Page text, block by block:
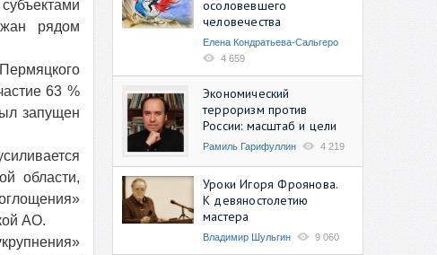
рядом
63 %
запущен
области,
АО.
осоловевшего
человечества
Елена Кондратьева-Сальгеро
4 659
Экономический
терроризм против
России: масштаб и цели
Рамиль Гарифуллин 4 219
Уроки Игоря Фроянова.
К девяностолетию
мастера
Владимир Шульгин 9 060